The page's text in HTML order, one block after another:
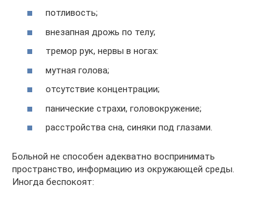
потливость;
внезапная дрожь по телу;
тремор рук, нервы в ногах:
мутная голова;
отсутствие концентрации;
панические страхи, головокружение;
расстройства сна, синяки под глазами.
Больной не способен адекватно воспринимать
пространство, информацию из окружающей среды.
Иногда беспокоят: